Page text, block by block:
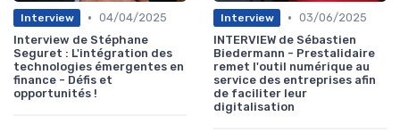
Interview • 04/04/2025
Interview de Stéphane
Seguret : L'intégration des
technologies émergentes en
finance - Défis et
opportunités !
Interview • 03/06/2025
INTERVIEW de Sébastien
Biedermann - Prestalidaire
remet l'outil numérique au
service des entreprises afin
de faciliter leur
digitalisation